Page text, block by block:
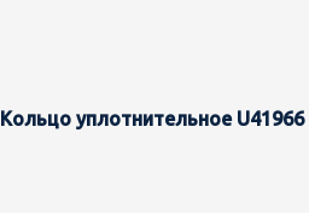
Кольцо уплотнительное U41966